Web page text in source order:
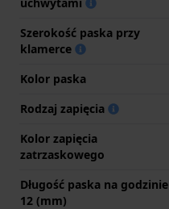
Szerokość paska przy
klamerce
Kolor paska
Rodzaj zapięcia
Kolor zapięcia
zatrzaskowego
Długość paska na godzinie
12 (mm)